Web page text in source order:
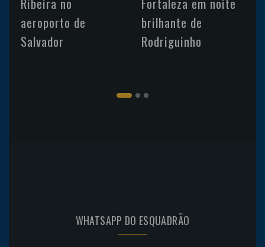
aeroporto de
Salvador
brilhante de
Rodriguinho
WHATSAPP DO ESQUADRÃO